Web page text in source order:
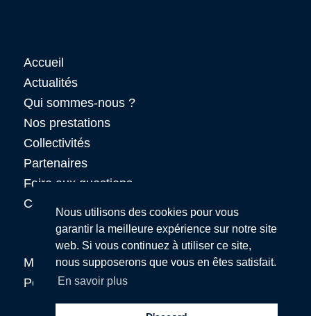
Accueil
Actualités
Qui sommes-nous ?
Nos prestations
Collectivités
Partenaires
Foire aux questions
Contact
Mentions légales
Politique de confidentialité
Nous utilisons des cookies pour vous
garantir la meilleure expérience sur notre site
web. Si vous continuez à utiliser ce site,
nous supposerons que vous en êtes satisfait.
En savoir plus